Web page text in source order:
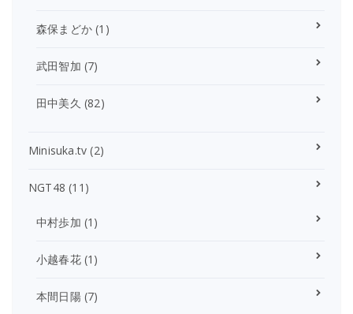
森保まどか (1)
武田智加 (7)
田中美久 (82)
Minisuka.tv (2)
NGT48 (11)
中村歩加 (1)
小越春花(1)
本間日陽(7)